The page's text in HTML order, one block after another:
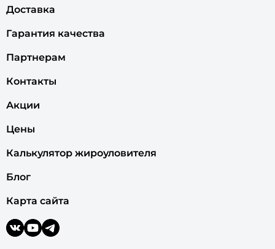
Доставка
Гарантия качества
Партнерам
Контакты
Акции
Цены
Калькулятор жироуловителя
Блог
Карта сайта